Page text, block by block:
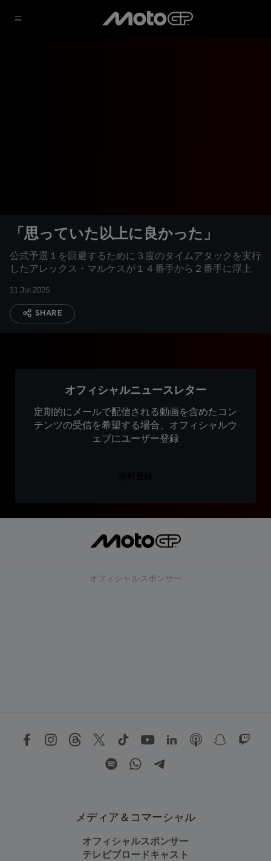
「思っていた以上に良かった」
公式予選１を回避するために３度のタイムアタックを実行
したアレックス・マルケスが１４番手から２番手に浮上
11 Jul 2025
SHARE
オフィシャルニュースレター
定期的にメールで配信される動画を含めたコン
テンツの受信を希望する場合、オフィシャルウ
ェブにユーザー登録
オフィシャルスポンサー
メディア＆コマーシャル
オフィシャルスポンサー
テレビブロードキャスト